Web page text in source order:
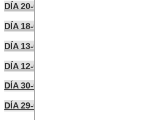
DÍA 20-02-2026
DÍA 18-02-2026
DÍA 13-02-2026
DÍA 12-02-2026
DÍA 30-01-2026
DÍA 29-01-2026